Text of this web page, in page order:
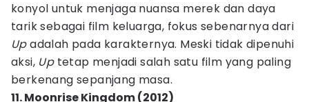
konyol untuk menjaga nuansa merek dan daya
tarik sebagai film keluarga, fokus sebenarnya dari
Upadalah pada karakternya. Meski tidak dipenuhi
aksi, Uptetap menjadi salah satu film yang paling
berkenang sepanjang masa.
11. Moonrise Kingdom (2012)